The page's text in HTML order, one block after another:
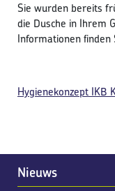
Nieuws
Sie wurden bereits
die Dusche in Ihrem
Informationen finden
Hygienekonzept IKB